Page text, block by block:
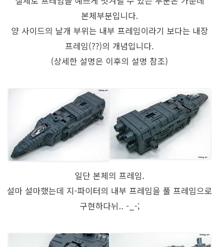
본체부분입니다.
양 사이드의 날개 부위는 내부 프레임이라기 보다는 내장
프레임(??)의 개념입니다.
(상세한 설명은 이후의 설명 참조)
일단 본체의 프레임.
설마 설마했는데 지-파이터의 내부 프레임을 풀 프레임으로
구현하다뉘.. -_-;